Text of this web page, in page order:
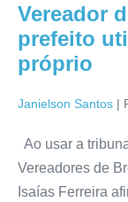
Vereador
prefeito
próprio
Janielson Santos |
Ao usar a
Vereadores de
Isaías Ferreira